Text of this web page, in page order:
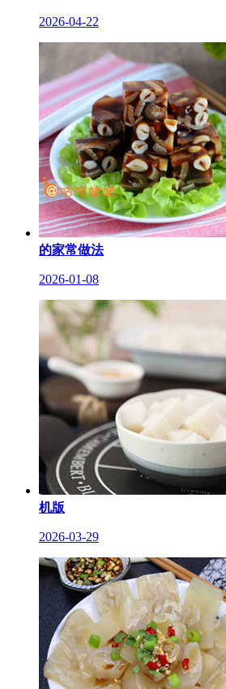
2026-04-22
的家常做法
2026-01-08
机版
2026-03-29